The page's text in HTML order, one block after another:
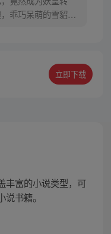
乖巧呆萌的雪貂
立即下载
丰富的小说类型，可
书籍。